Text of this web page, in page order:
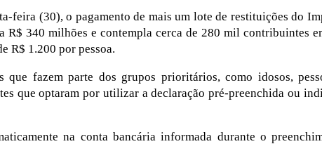
feira (30), o pagamento de mais um lote de restituições do
R$ 340 milhões e contempla cerca de 280 mil contribuintes
R$ 1.200 por pessoa.
que fazem parte dos grupos prioritários, como idosos,
que optaram por utilizar a declaração pré-preenchida ou
na conta bancária informada durante o